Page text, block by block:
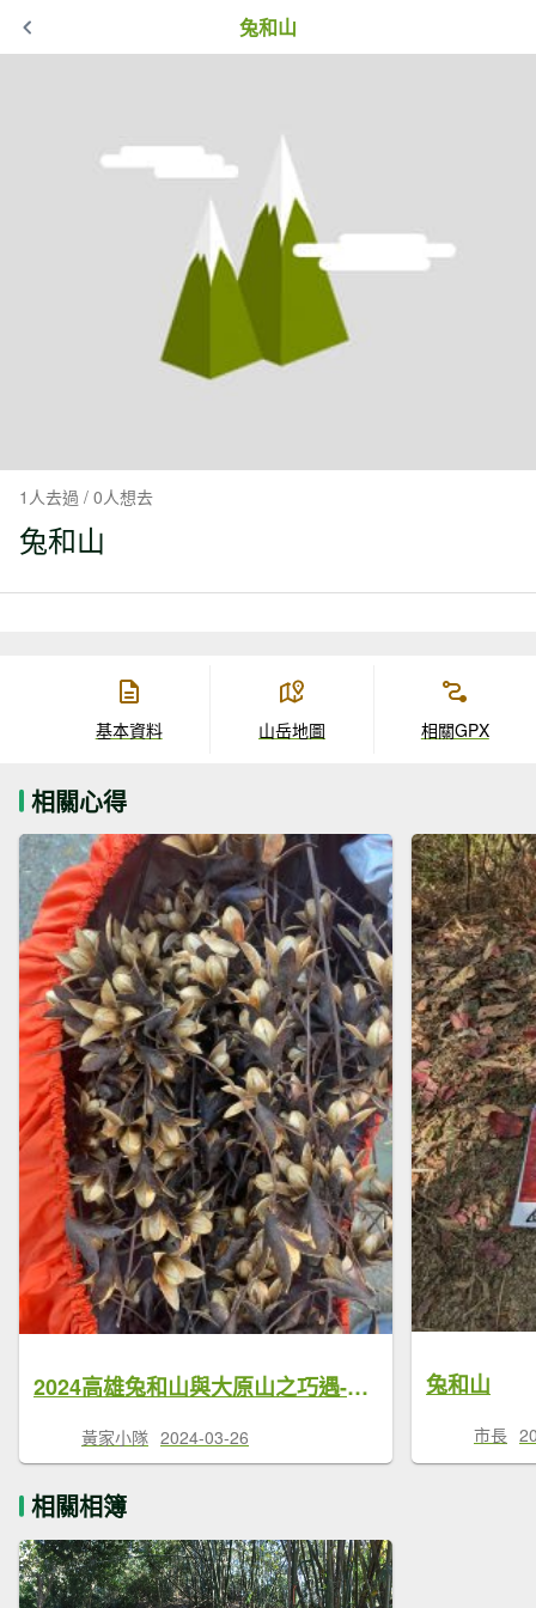
兔和山
1人去過 / 0人想去
兔和山
基本資料 山岳地圖 相關GPX
相關心得
2024高雄兔和山與大原山之巧遇-彩蝶、血藤與香椿蒴果
黃家小隊 2024-03-26
兔和山
市長
相關相簿